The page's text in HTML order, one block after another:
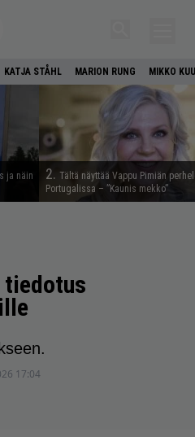
KATJA STÅHL MARION RUNG MIKKO
ja näin
2. Tältä näyttää Vappu Pimiän
Portugalissa – ”Kaunis mekko”
17:04